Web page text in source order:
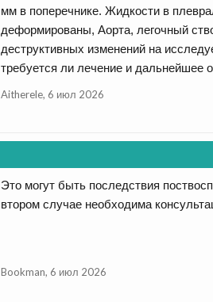
мм в поперечнике. Жидкости в
деформированы, Аорта, легочный
деструктивных изменений на
требуется ли лечение и
Aitherele, 6 июл 2026
Это могут быть последствия
втором случае необходима
Bookman, 6 июл 2026